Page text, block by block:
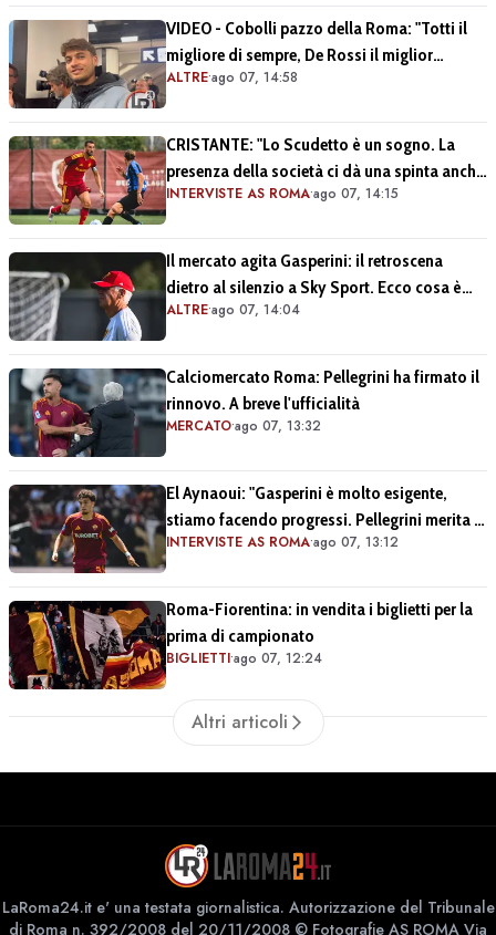
VIDEO - Cobolli pazzo della Roma: "Totti il
migliore di sempre, De Rossi il miglior
centrocampista. È il club più grande in Italia"
ALTRE•ago 07, 14:58
CRISTANTE: "Lo Scudetto è un sogno. La
presenza della società ci dà una spinta anche
sul mercato" (VIDEO)
INTERVISTE AS ROMA•ago 07, 14:15
Il mercato agita Gasperini: il retroscena
dietro al silenzio a Sky Sport. Ecco cosa è
emerso dal meeting con la proprietà
ALTRE•ago 07, 14:04
Calciomercato Roma: Pellegrini ha firmato il
rinnovo. A breve l'ufficialità
MERCATO•ago 07, 13:32
El Aynaoui: "Gasperini è molto esigente,
stiamo facendo progressi. Pellegrini merita il
meglio"
INTERVISTE AS ROMA•ago 07, 13:12
Roma-Fiorentina: in vendita i biglietti per la
prima di campionato
BIGLIETTI•ago 07, 12:24
Altri articoli
LaRoma24.it e' una testata giornalistica. Autorizzazione del Tribunale
di Roma n. 392/2008 del 20/11/2008 © Fotografie AS ROMA Via